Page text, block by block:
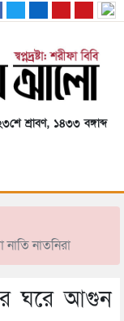
শ্রাবণ, ১৪৩৩ বঙ্গাব্দ
নাতনিরা
পর ঘরে আগুন